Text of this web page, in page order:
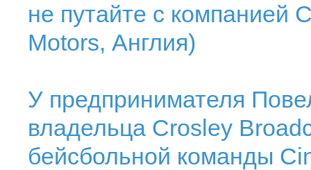
не путайте с компанией
Motors, Англия)
У предпринимателя
владельца Crosley
бейсбольной команды